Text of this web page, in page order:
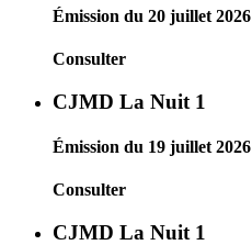
Émission du 20 juillet 2026
Consulter
CJMD La Nuit 1
Émission du 19 juillet 2026
Consulter
CJMD La Nuit 1